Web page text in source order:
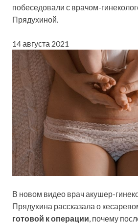
побеседовали с врачом-
Прядухиной.
14 августа 2021
В новом видео врач акушер-
Прядухина рассказала о
готовой к операции, почему